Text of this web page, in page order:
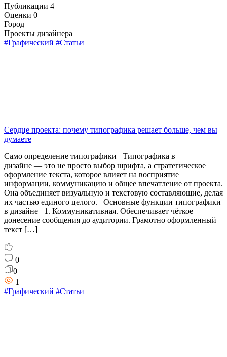
Публикации 4
Оценки 0
Город
Проекты дизайнера
#Графический #Статьи
Сердце проекта: почему типографика решает больше, чем вы
думаете
Само определение типографики Типографика в
дизайне — это не просто выбор шрифта, а стратегическое
оформление текста, которое влияет на восприятие
информации, коммуникацию и общее впечатление от проекта.
Она объединяет визуальную и текстовую составляющие, делая
их частью единого целого. Основные функции типографики
в дизайне 1. Коммуникативная. Обеспечивает чёткое
донесение сообщения до аудитории. Грамотно оформленный
текст […]
0
0
1
#Графический #Статьи